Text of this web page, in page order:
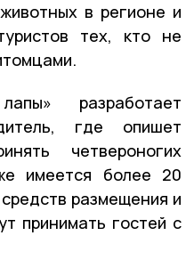
в регионе и
тех, кто не
разработает
где опишет
четвероногих
имеется более 20
размещения и
принимать гостей с